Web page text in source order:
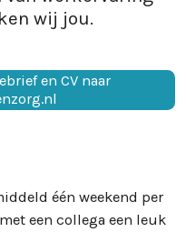
wij jou.
en CV naar
één weekend per
een collega een leuk